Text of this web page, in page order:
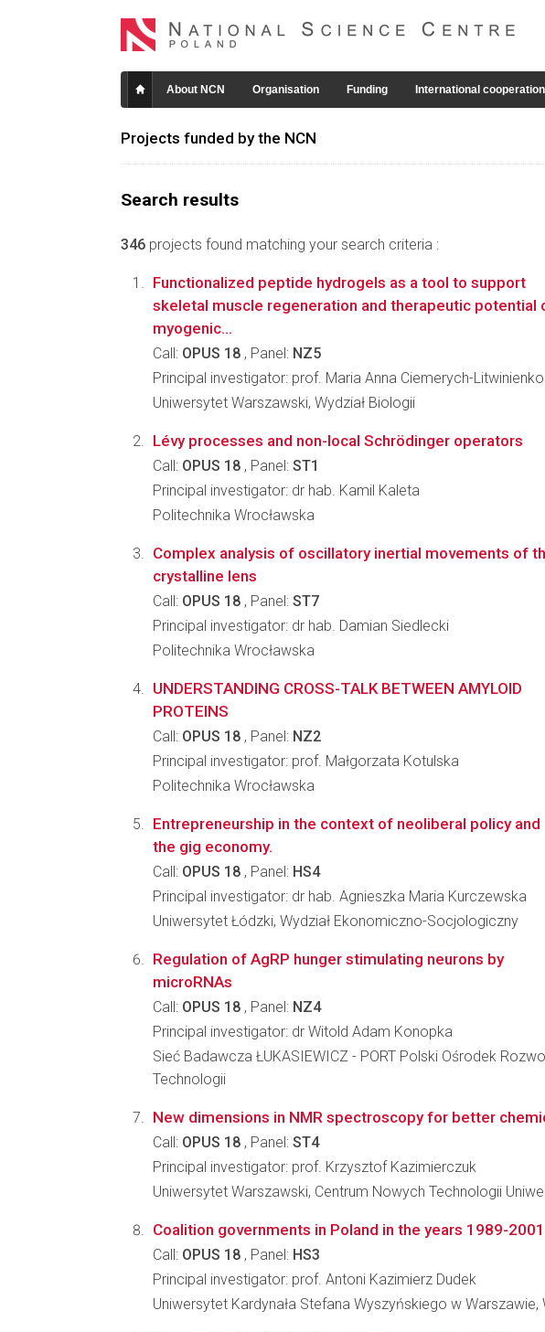
About NCN Organisation Funding International cooperation
Projects funded by the NCN
Search results
346 projects found matching your search criteria :
Functionalized peptide hydrogels as a tool to support
skeletal muscle regeneration and therapeutic potential
myogenic...
Call: OPUS 18 , Panel: NZ5
Principal investigator: prof. Maria Anna Ciemerych-Litwinienko
Uniwersytet Warszawski, Wydział Biologii
Lévy processes and non-local Schrödinger operators
Call: OPUS 18 , Panel: ST1
Principal investigator: dr hab. Kamil Kaleta
Politechnika Wrocławska
Complex analysis of oscillatory inertial movements of
crystalline lens
Call: OPUS 18 , Panel: ST7
Principal investigator: dr hab. Damian Siedlecki
Politechnika Wrocławska
UNDERSTANDING CROSS-TALK BETWEEN AMYLOID
PROTEINS
Call: OPUS 18 , Panel: NZ2
Principal investigator: prof. Małgorzata Kotulska
Politechnika Wrocławska
Entrepreneurship in the context of neoliberal policy and
the gig economy.
Call: OPUS 18 , Panel: HS4
Principal investigator: dr hab. Agnieszka Maria Kurczewska
Uniwersytet Łódzki, Wydział Ekonomiczno-Socjologiczny
Regulation of AgRP hunger stimulating neurons by
microRNAs
Call: OPUS 18 , Panel: NZ4
Principal investigator: dr Witold Adam Konopka
Sieć Badawcza ŁUKASIEWICZ - PORT Polski Ośrodek
Technologii
New dimensions in NMR spectroscopy for better
Call: OPUS 18 , Panel: ST4
Principal investigator: prof. Krzysztof Kazimierczuk
Uniwersytet Warszawski, Centrum Nowych Technologii
Coalition governments in Poland in the years 1989-2001
Call: OPUS 18 , Panel: HS3
Principal investigator: prof. Antoni Kazimierz Dudek
Uniwersytet Kardynała Stefana Wyszyńskiego w Warszawie,